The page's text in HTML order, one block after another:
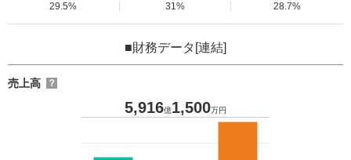
29.5%
31% 28.7%
■財務データ[連結]
売上高 ？
5,916億1,500万円